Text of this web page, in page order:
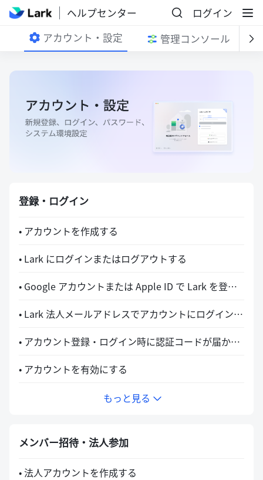
ヘルプセンター
ログイン
アカウント・設定
管理コンソール
登録・ログイン
• アカウントを作成する
• Lark にログインまたはログアウトする
• Google アカウントまたは Apple ID で Lark を登録・ログインする
• Lark 法人メールアドレスでアカウントにログインする
• アカウント登録・ログイン時に認証コードが届かない場合の対処法
• アカウントを有効にする
もっと見る
メンバー招待・法人参加
• 法人アカウントを作成する